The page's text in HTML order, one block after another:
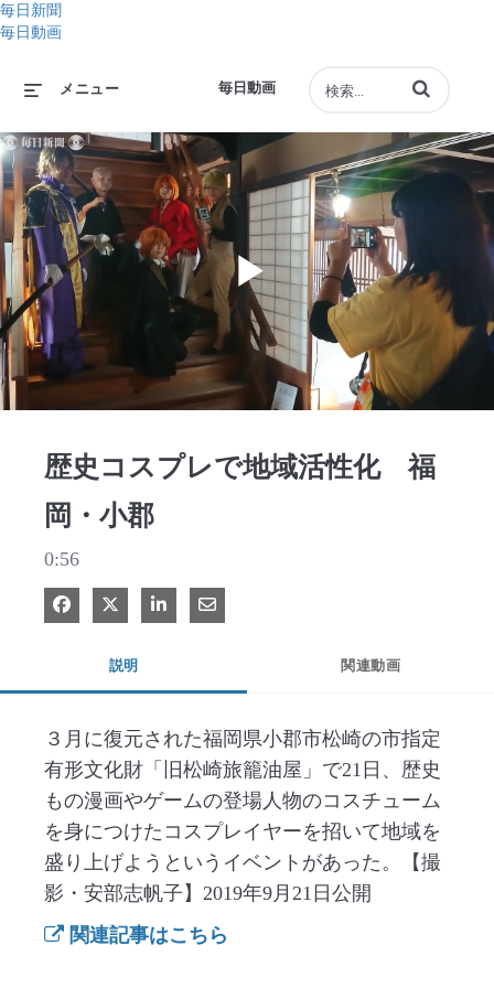
毎日新聞
毎日動画
毎日動画
メニュー 動画の検索語句
Play
歴史コスプレで地域活性化 福
岡・小郡
0:56
Facebook で共有
Xで共有する
LinkedIn で共有
電子メールで共有
説明 関連動画
３月に復元された福岡県小郡市松崎の市指定
有形文化財「旧松崎旅籠油屋」で21日、歴史
もの漫画やゲームの登場人物のコスチューム
を身につけたコスプレイヤーを招いて地域を
盛り上げようというイベントがあった。【撮
影・安部志帆子】2019年9月21日公開
関連記事はこちら